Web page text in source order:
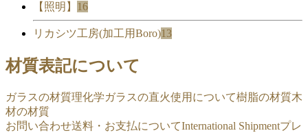
【照明】 16
リカシツ工房(加工用Boro)13
材質表記について
ガラスの材質理化学ガラスの直火使用について樹脂の材質木
材の材質
お問い合わせ送料・お支払についてInternational Shipmentプレ